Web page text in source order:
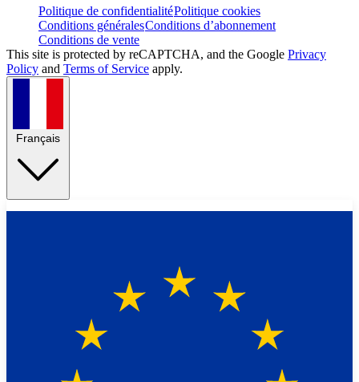
Politique de confidentialitéPolitique cookies
Conditions généralesConditions d’abonnement
Conditions de vente
This site is protected by reCAPTCHA, and the Google Privacy
Policy and Terms of Service apply.
Français